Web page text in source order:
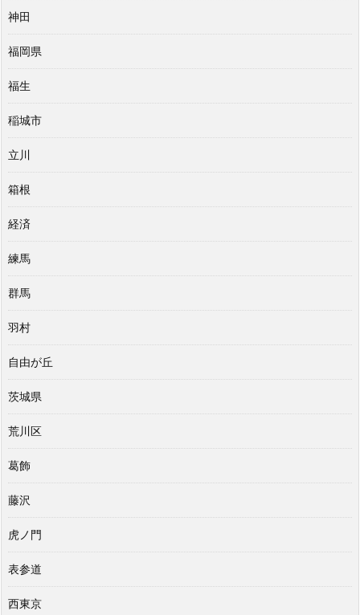
神田
福岡県
福生
稲城市
立川
箱根
経済
練馬
群馬
羽村
自由が丘
茨城県
荒川区
葛飾
藤沢
虎ノ門
表参道
西東京